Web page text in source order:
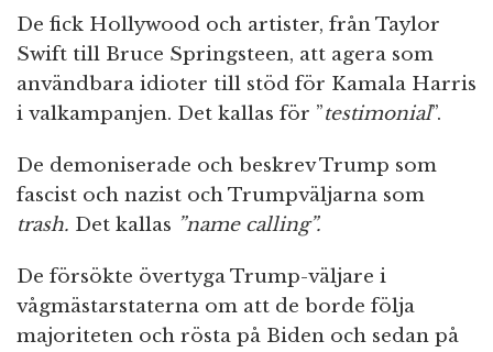
De fick Hollywood och artister, från Taylor
Swift till Bruce Springsteen, att agera som
användbara idioter till stöd för Kamala Harris
i valkampanjen. Det kallas för ”testimonial”.
De demoniserade och beskrev Trump som
fascist och nazist och Trumpväljarna som
trash. Det kallas ”name calling”.
De försökte övertyga Trump-väljare i
vågmästarstaterna om att de borde följa
majoriteten och rösta på Biden och sedan på